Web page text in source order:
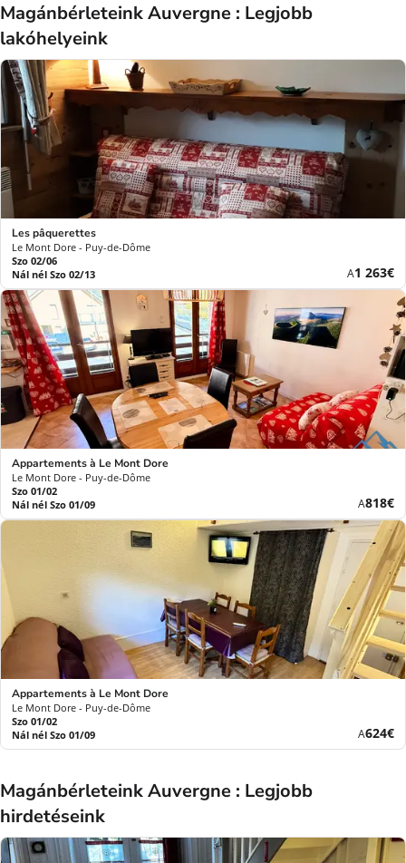
Magánbérleteink Auvergne : Legjobb
lakóhelyeink
Les pâquerettes
Le Mont Dore - Puy-de-Dôme
Szo 02/06
Nál nél Szo 02/13
AÚj
ár
1 263€
Appartements à Le Mont Dore
Le Mont Dore - Puy-de-Dôme
Szo 01/02
Nál nél Szo 01/09
AÚj
ár
818€
Appartements à Le Mont Dore
Le Mont Dore - Puy-de-Dôme
Szo 01/02
Nál nél Szo 01/09
AÚj
ár
624€
Magánbérleteink Auvergne : Legjobb
hirdetéseink